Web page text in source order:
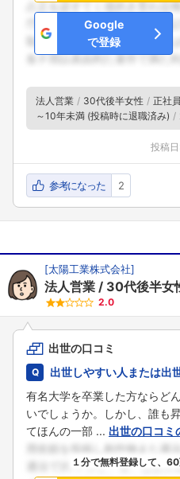
Google
で登録
法人営業 30代後半女性 正社員
～10年未満 (投稿時に退職済み)
投稿
参考になった 2
[太陽工業株式会社]
法人営業 30代後半女
2.0
出世の口コミ
出世しやすい人または出
有名大学を卒業した方ならど
いでしょうか。しかし、誰も
てほんの一部 ... 出世の口コミ
１分で無料登録して、